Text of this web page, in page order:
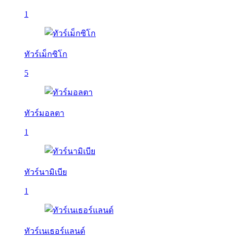
1
ทัวร์เม็กซิโก
5
ทัวร์มอลตา
1
ทัวร์นามิเบีย
1
ทัวร์เนเธอร์แลนด์